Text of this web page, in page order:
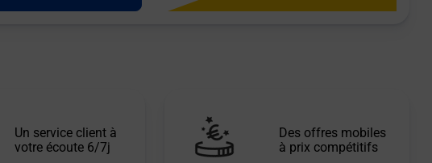
Un service client à
votre écoute 6/7j
Des offres mobiles
à prix compétitifs